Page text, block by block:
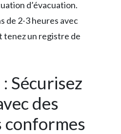
d’évacuation.
de 2-3 heures avec
tenez un registre de
Sécurisez
des